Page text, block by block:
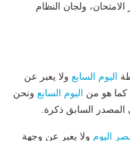
ولجان النظام
اليوم السابع ولا يعبر عن
كما هو من اليوم السابع ونحن
السابق ذكرة.
اليوم ولا يعبر عن وجهة